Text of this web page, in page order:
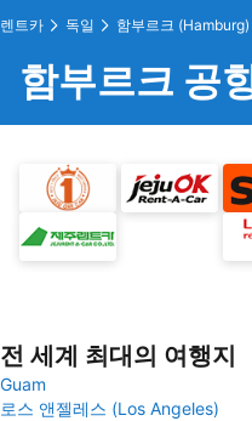
렌트카 독일 함부르크 (Hamburg)
함부르크 공
전 세계 최대의 여행지
Guam
로스 앤젤레스 (Los Angeles)